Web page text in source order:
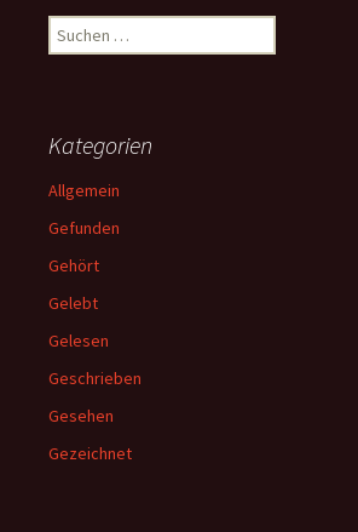
Suchen
nach:
Kategorien
Allgemein
Gefunden
Gehört
Gelebt
Gelesen
Geschrieben
Gesehen
Gezeichnet